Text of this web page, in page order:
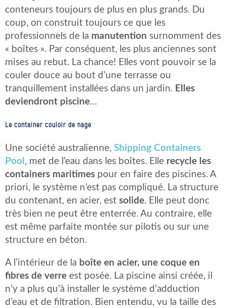
conteneurs toujours de plus en plus grands. Du
coup, on construit toujours ce que les
professionnels de la manutention surnomment des
« boîtes ». Par conséquent, les plus anciennes sont
mises au rebut. La chance! Elles vont pouvoir se la
couler douce au bout d’une terrasse ou
tranquillement installées dans un jardin. Elles
deviendront piscine…
Le container couloir de nage
Une société australienne, Shipping Containers
Pool , met de l’eau dans les boîtes. Elle recycle les
containers maritimes pour en faire des piscines. A
priori, le système n’est pas compliqué. La structure
du contenant, en acier, est solide. Elle peut donc
très bien ne peut être enterrée. Au contraire, elle
est même parfaite montée sur pilotis ou sur une
structure en béton.
A l’intérieur de la boîte en acier, une coque en
fibres de verre est posée. La piscine ainsi créée, il
n’y a plus qu’à installer le système d’adduction
d’eau et de filtration. Bien entendu, vu la taille des